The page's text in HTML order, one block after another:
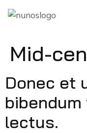
Mid-
Donec et
lectus.